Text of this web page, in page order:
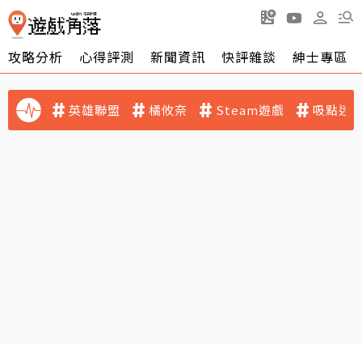
攻略分析 心得評測 新聞資訊 快評雜談 紳士專區
英雄聯盟 橘攸奈 Steam遊戲 吸點迷